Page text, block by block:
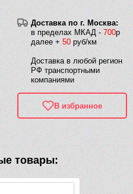
Доставка по г. Москва:
в пределах МКАД - 700р
далее + 50 руб/км
Доставка в любой регион
РФ транспортными
компаниями
В избранное
товары: